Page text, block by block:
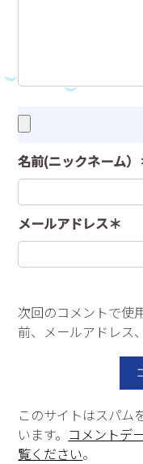
名前(ニックネーム）
メールアドレス＊
次回のコメントで使
前、メールアドレス
このサイトはスパム
います。 コメントデ
覧ください。